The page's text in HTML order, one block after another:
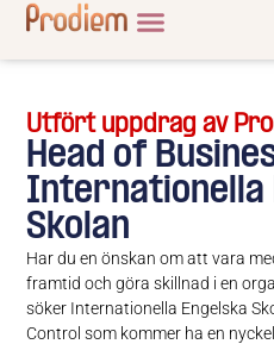
Utfört uppdrag av
Head of
Internationella
Skolan
Har du en önskan om att vara
framtid och göra skillnad i en
söker Internationella Engelska
Control som kommer ha en